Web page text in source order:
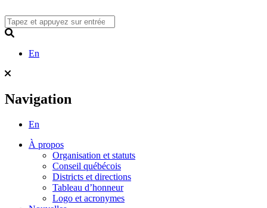
to
content
En
Navigation
En
À propos
Organisation et statuts
Conseil québécois
Districts et directions
Tableau d’honneur
Logo et acronymes